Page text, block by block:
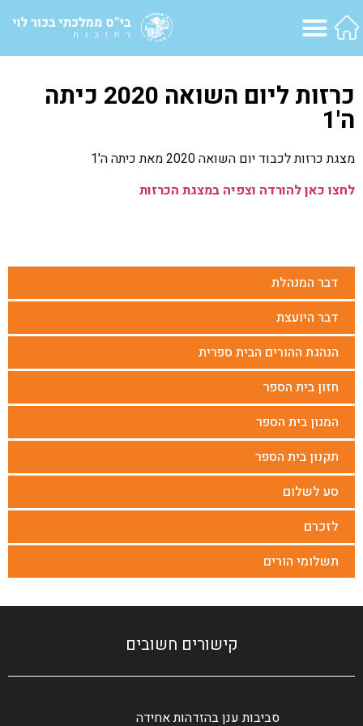
דבר המנהלת
דבר היועצת
הנהגת ההורים הבית ספרית
חזון בית הספר
המנון בית הספר
תקנון בית הספר
סע לשלום
לזכרם
תשלומי הורים
כרזות ליום השואה 2020 כיתה
ה'1
מצגת כרזות לכבוד יום השואה 2020 מאת כיתה ה'1
לחצו כאן להורדה וצפיה במצגת הכרזות
קישורים חשובים
סביבות ענן בהזדהות אחידה